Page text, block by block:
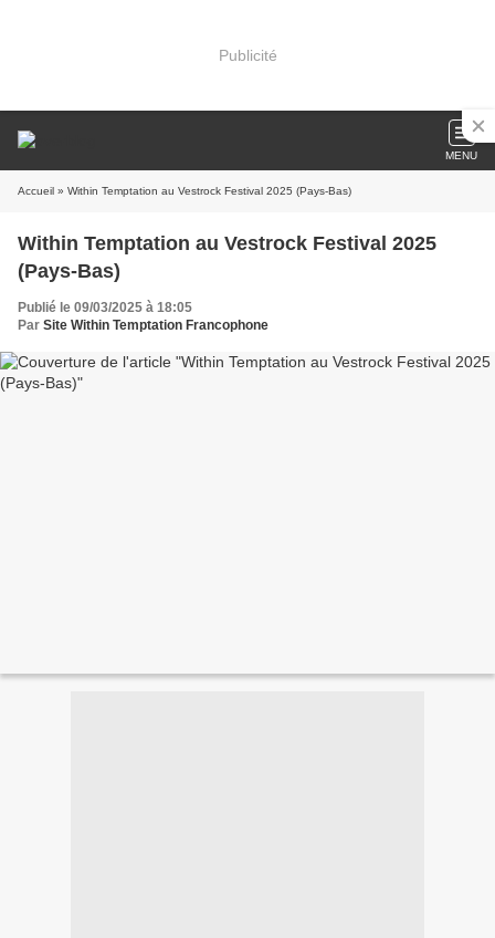
Publicité
MENU
Accueil » Within Temptation au Vestrock Festival 2025 (Pays-Bas)
Within Temptation au Vestrock Festival 2025
(Pays-Bas)
Publié le 09/03/2025 à 18:05
Par Site Within Temptation Francophone